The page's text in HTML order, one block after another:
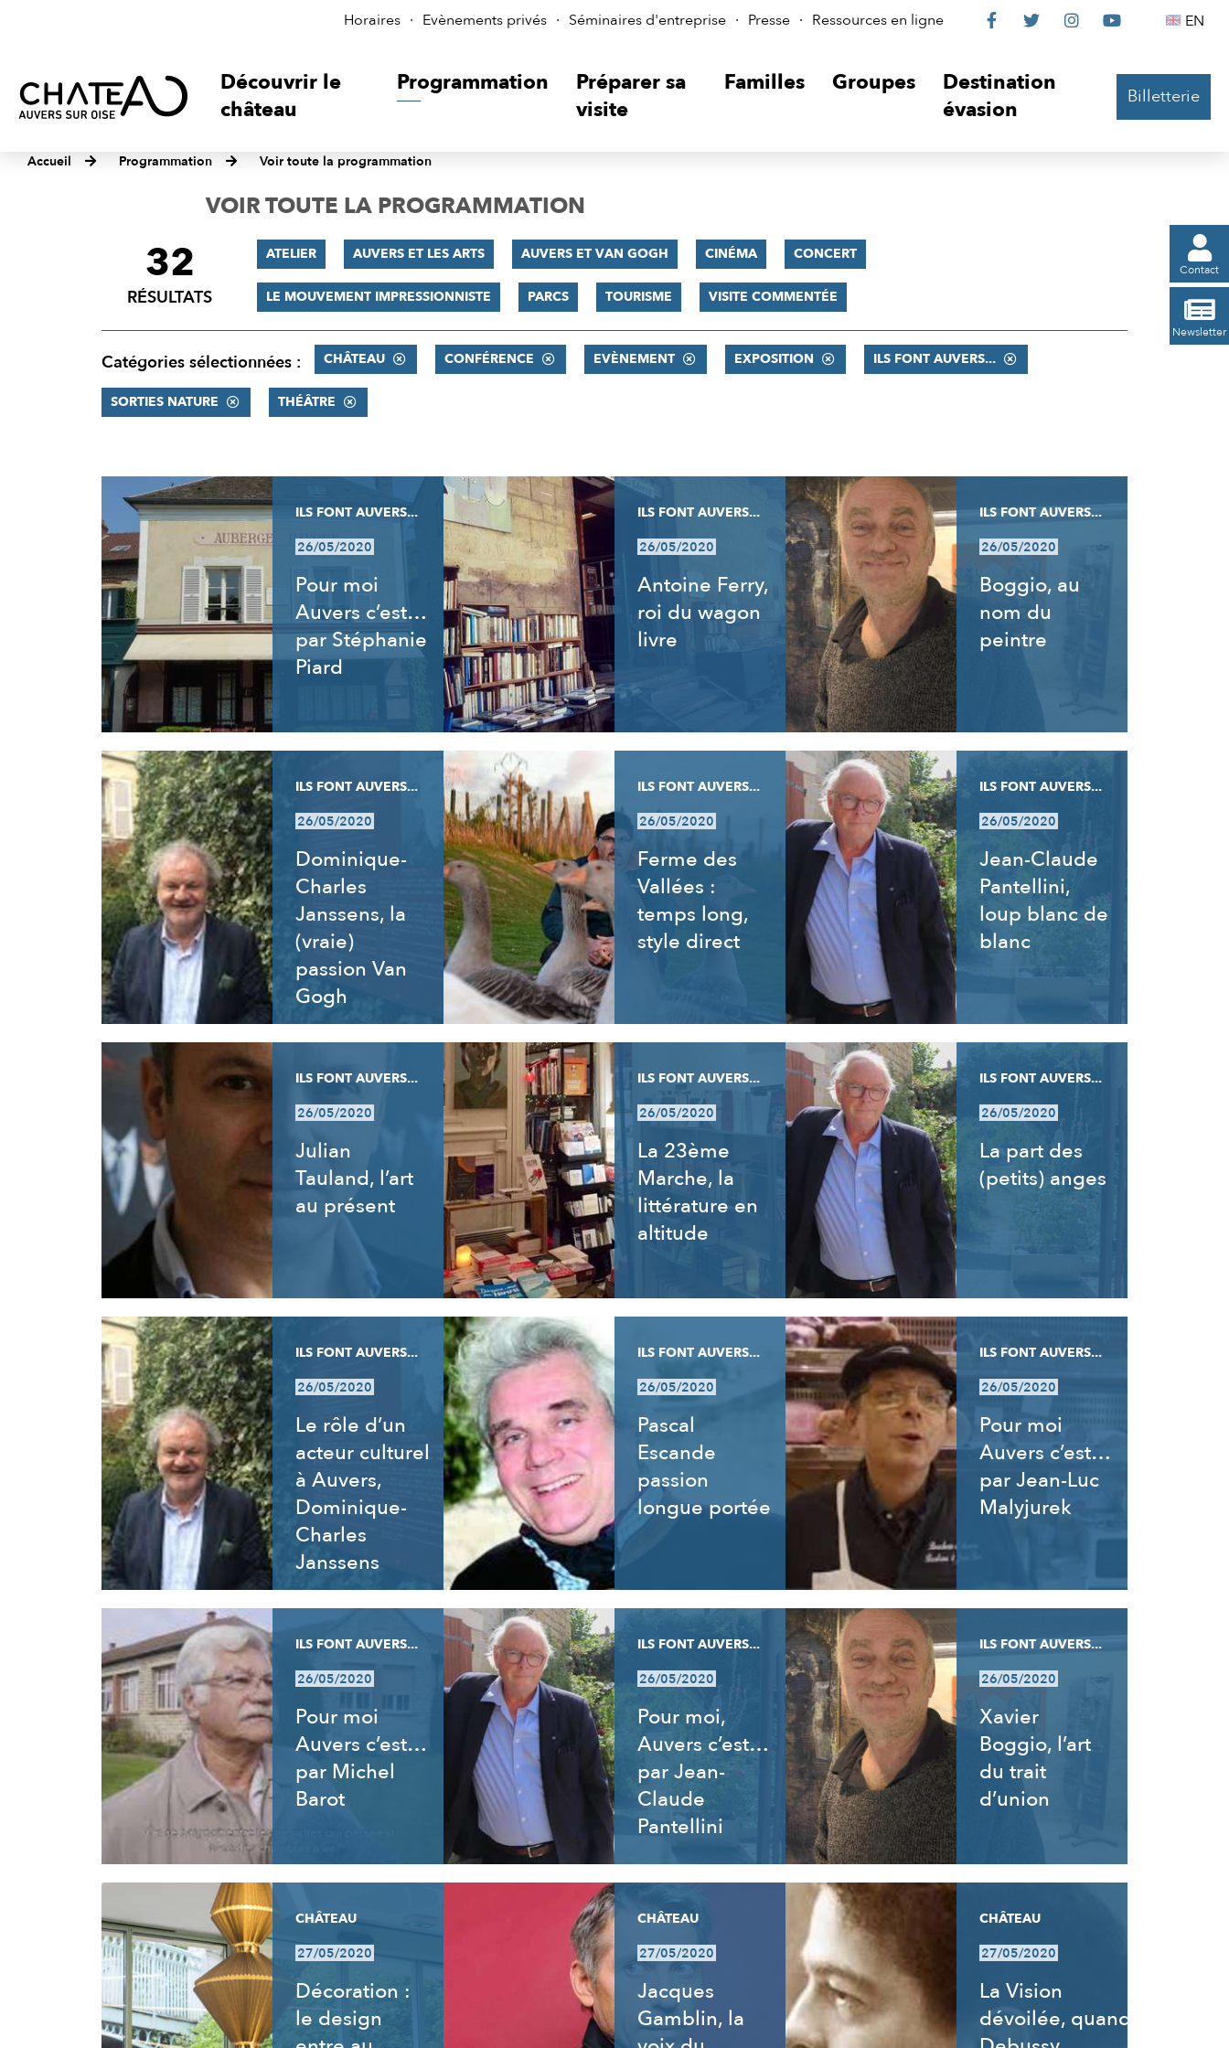
Horaires Evènements privés Séminaires d'entreprise Presse Ressources en ligne
Le
sur

Le

Le

Le
 EN
Découvrir le
château
Programmation
Préparer sa
visite
Familles Groupes
Destination
évasion
Billetterie
Accueil Programmation Voir toute la programmation

Contact

Newsletter
VOIR TOUTE LA PROGRAMMATION
FILTRER
RÉSULTATS
32
RÉSULTATS
ATELIER AUVERS ET LES ARTS AUVERS ET VAN GOGH CINÉMA CONCERT
LE MOUVEMENT IMPRESSIONNISTE PARCS TOURISME VISITE COMMENTÉE
Catégories sélectionnées : CHÂTEAU CONFÉRENCE EVÈNEMENT EXPOSITION ILS FONT AUVERS...
SORTIES NATURE THÉÂTRE
RÉSULTATS
ILS FONT AUVERS...
26/05/2020
Pour moi
Auvers c’est…
par Stéphanie
Piard
ILS FONT AUVERS...
26/05/2020
Antoine Ferry,
roi du wagon
livre
ILS FONT AUVERS...
26/05/2020
Boggio, au
nom du
peintre
ILS FONT AUVERS...
26/05/2020
Dominique-
Charles
Janssens, la
(vraie)
passion Van
Gogh
ILS FONT AUVERS...
26/05/2020
Ferme des
Vallées :
temps long,
style direct
ILS FONT AUVERS...
26/05/2020
Jean-Claude
Pantellini,
loup blanc de
blanc
ILS FONT AUVERS...
26/05/2020
Julian
Tauland, l’art
au présent
ILS FONT AUVERS...
26/05/2020
La 23ème
Marche, la
littérature en
altitude
ILS FONT AUVERS...
26/05/2020
La part des
(petits) anges
ILS FONT AUVERS...
26/05/2020
Le rôle d’un
acteur culturel
à Auvers,
Dominique-
Charles
Janssens
ILS FONT AUVERS...
26/05/2020
Pascal
Escande
passion
longue portée
ILS FONT AUVERS...
26/05/2020
Pour moi
Auvers c’est…
par Jean-Luc
Malyjurek
ILS FONT AUVERS...
26/05/2020
Pour moi
Auvers c’est…
par Michel
Barot
ILS FONT AUVERS...
26/05/2020
Pour moi,
Auvers c’est…
par Jean-
Claude
Pantellini
ILS FONT AUVERS...
26/05/2020
Xavier
Boggio, l’art
du trait
d’union
CHÂTEAU
27/05/2020
Décoration :
le design
CHÂTEAU
27/05/2020
Jacques
Gamblin, la
CHÂTEAU
27/05/2020
La Vision
dévoilée, quand